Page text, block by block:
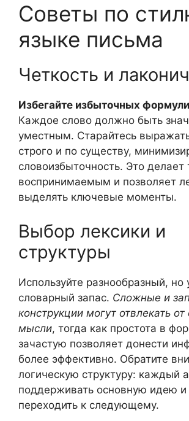
Советы по
языке письма
Четкость и
Избегайте избыточных
Каждое слово должно быть
уместным. Старайтесь
строго и по существу,
словоизбыточность. Это делает
воспринимаемым и позволяет
выделять ключевые моменты.
Выбор лексики и
структуры
Используйте разнообразный, но
словарный запас. Сложные и
конструкции могут отвлекать
мысли, тогда как простота в
зачастую позволяет донести
более эффективно. Обратите
логическую структуру: каждый
поддерживать основную идею и
переходить к следующему.